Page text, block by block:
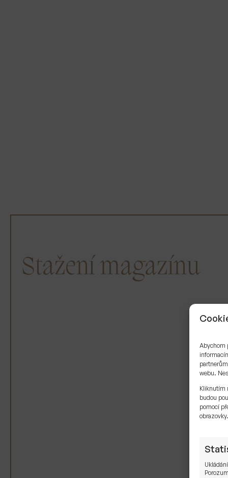
Abychom
webu.
Kliknutím
budou
pomocí
obrazovky.
Stažení magazínu